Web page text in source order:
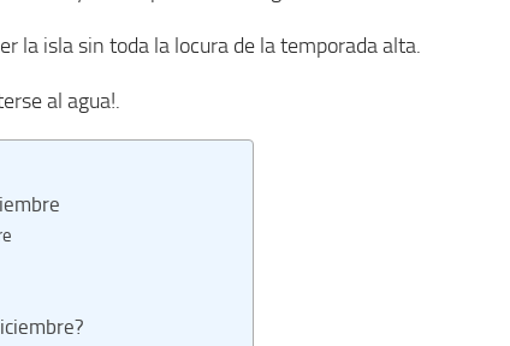
la isla sin toda la locura de la temporada alta.
al agua!.